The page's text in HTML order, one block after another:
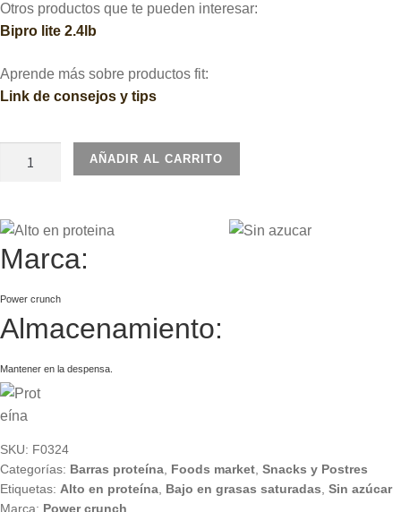
Otros productos que te pueden interesar:
Bipro lite 2.4lb
Aprende más sobre productos fit:
Link de consejos y tips
MANÍ
cantidad
AÑADIR AL CARRITO
Marca:
Power crunch
Almacenamiento:
Mantener en la despensa.
SKU: F0324
Categorías: Barras proteína Foods market Snacks y Postres
Etiquetas: Alto en proteína Bajo en grasas saturadas Sin azúcar
Marca: Power crunch